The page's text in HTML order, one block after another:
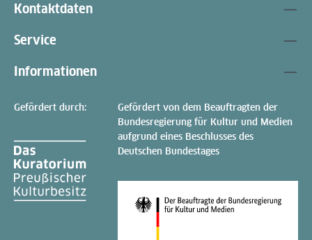
Kontaktdaten
Service
Informationen
Gefördert durch:
Gefördert von dem Beauftragten der
Bundesregierung für Kultur und Medien
aufgrund eines Beschlusses des
Deutschen Bundestages